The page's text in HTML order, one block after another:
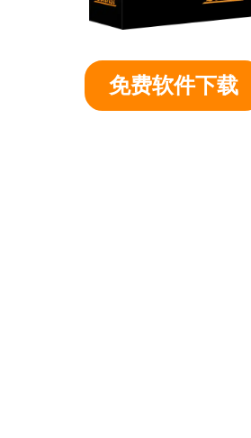
免费软件下载